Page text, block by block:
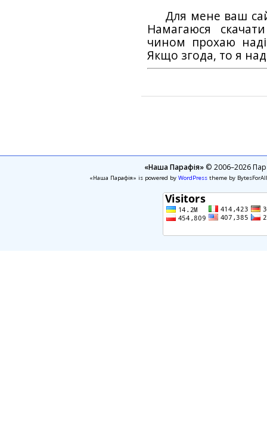
Для мене ваш
Намагаюся
чином прохаю
Якщо згода, то я
«Наша Парафія»© 2006–2026
«Наша Парафія» is powered by WordPresstheme by